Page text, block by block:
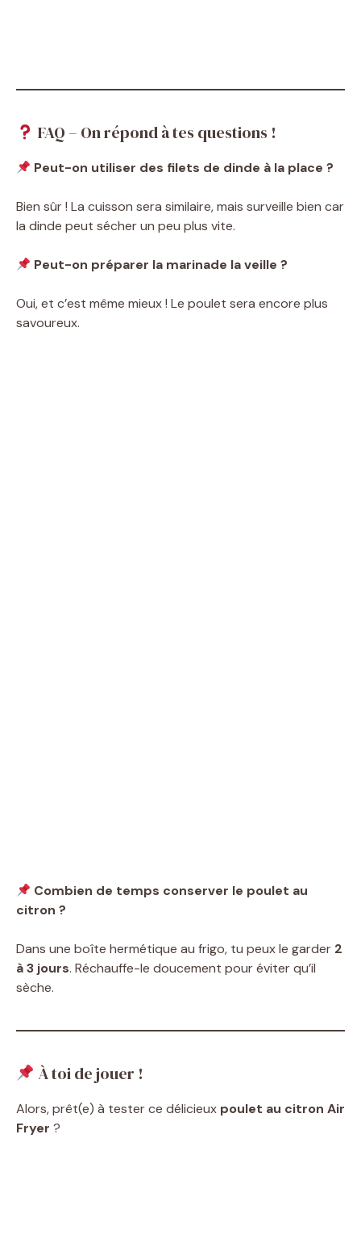
FAQ – On répond à tes questions !
Peut-on utiliser des filets de dinde à la place ?
Bien sûr ! La cuisson sera similaire, mais surveille bien car
la dinde peut sécher un peu plus vite.
Peut-on préparer la marinade la veille ?
Oui, et c’est même mieux ! Le poulet sera encore plus
savoureux.
Combien de temps conserver le poulet au
citron ?
Dans une boîte hermétique au frigo, tu peux le garder 2
à 3 jours. Réchauffe-le doucement pour éviter qu’il
sèche.
À toi de jouer !
Alors, prêt(e) à tester ce délicieux poulet au citron Air
Fryer ?